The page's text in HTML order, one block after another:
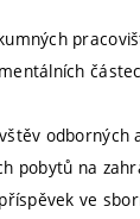
pobytů na
ve